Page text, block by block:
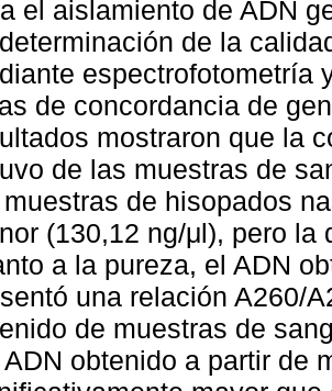
el aislamiento de ADN
de la
espectrofotometría
de concordancia de
mostraron que la
de las muestras de
de hisopados
(130,12 ng/μl), pero
a la pureza, el ADN
una relación A260/
de muestras de
obtenido a partir de